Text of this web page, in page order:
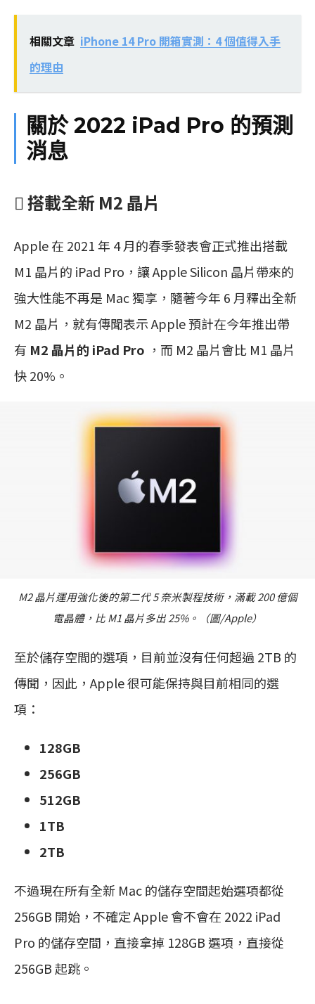
相關文章 iPhone 14 Pro 開箱實測：4 個值得入手
的理由
關於 2022 iPad Pro 的預測
消息
 搭載全新 M2 晶片
Apple 在 2021 年 4 月的春季發表會正式推出搭載
M1 晶片的 iPad Pro，讓 Apple Silicon 晶片帶來的
強大性能不再是 Mac 獨享，隨著今年 6 月釋出全新
M2 晶片，就有傳聞表示 Apple 預計在今年推出帶
有 M2 晶片的 iPad Pro ，而 M2 晶片會比 M1 晶片
快 20%。
M2 晶片運用強化後的第二代 5 奈米製程技術，滿載 200 億個
電晶體，比 M1 晶片多出 25%。（圖/Apple）
至於儲存空間的選項，目前並沒有任何超過 2TB 的
傳聞，因此，Apple 很可能保持與目前相同的選
項：
128GB
256GB
512GB
1TB
2TB
不過現在所有全新 Mac 的儲存空間起始選項都從
256GB 開始，不確定 Apple 會不會在 2022 iPad
Pro 的儲存空間，直接拿掉 128GB 選項，直接從
256GB 起跳。